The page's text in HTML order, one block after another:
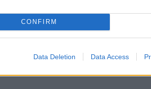
CONFIRM
Data Deletion Data Access